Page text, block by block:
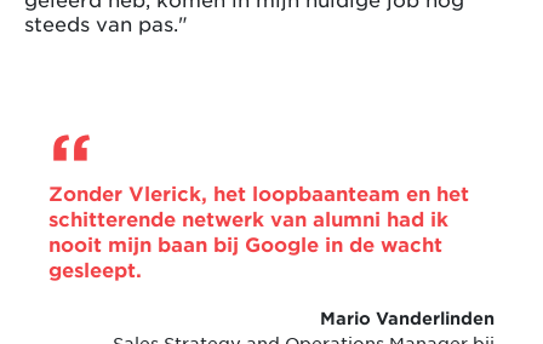
steeds van pas."
Zonder Vlerick, het loopbaanteam en het
schitterende netwerk van alumni had ik
nooit mijn baan bij Google in de wacht
gesleept.
Mario Vanderlinden